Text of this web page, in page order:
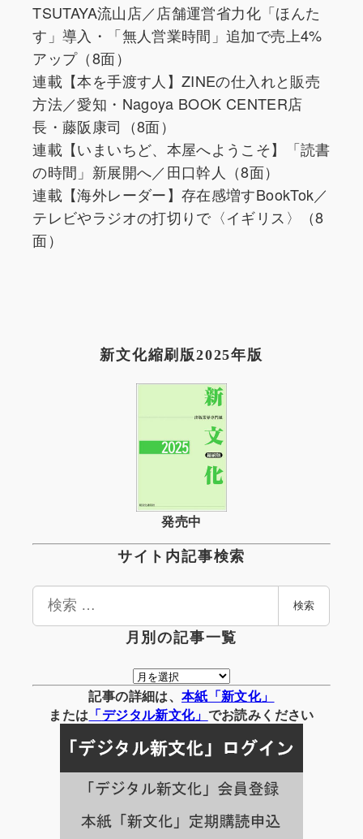
TSUTAYA流山店／店舗運営省力化「ほんた
す」導入・「無人営業時間」追加で売上4%
アップ（8面）
連載【本を手渡す人】ZINEの仕入れと販売
方法／愛知・Nagoya BOOK CENTER店
長・藤阪康司（8面）
連載【いまいちど、本屋へようこそ】「読書
の時間」新展開へ／田口幹人（8面）
連載【海外レーダー】存在感増すBookTok／
テレビやラジオの打切りで〈イギリス〉（8
面）
新文化縮刷版2025年版
発売中
サイト内記事検索
検
検索
月別の記事一覧
月
別
の
事
一
覧
記事の詳細は、 本紙「新文化」
または 「デジタル新文化」 でお読みください